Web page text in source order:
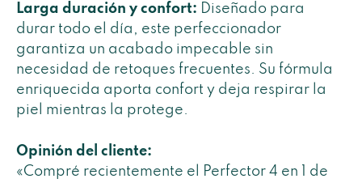
Larga duración y confort: Diseñado para
durar todo el día, este perfeccionador
garantiza un acabado impecable sin
necesidad de retoques frecuentes. Su fórmula
enriquecida aporta confort y deja respirar la
piel mientras la protege.
Opinión del cliente:
«Compré recientemente el Perfector 4 en 1 de